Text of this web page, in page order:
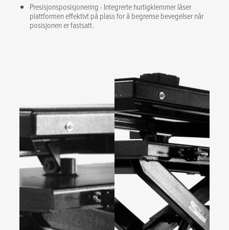
Presisjonsposisjonering - Integrerte hurtigklemmer låser
plattformen effektivt på plass for å begrense bevegelser når
posisjonen er fastsatt.